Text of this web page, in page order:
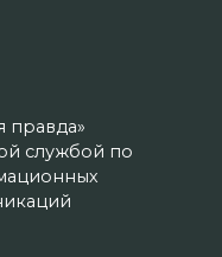
правда»
службой по